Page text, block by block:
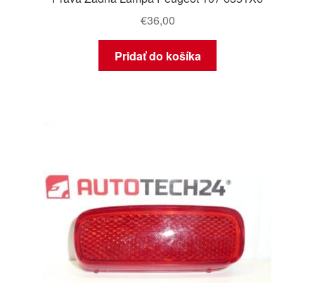
€36,00
Pridať do košíka